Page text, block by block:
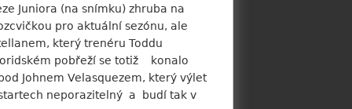
Juniora (na snímku) zhruba na
pro aktuální sezónu, ale
který trenéru Toddu
pobřeží se totiž konalo
Johnem Velasquezem, který výlet
neporazitelný a budí tak v